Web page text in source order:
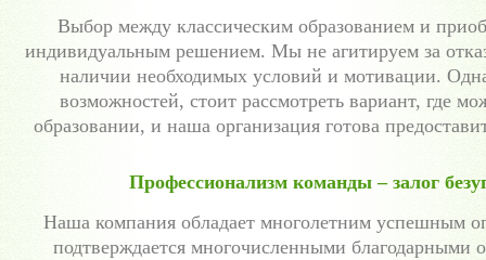
Выбор между классическим образованием и
индивидуальным решением. Мы не агитируем за
наличии необходимых условий и мотивации.
возможностей, стоит рассмотреть вариант, где
образовании, и наша организация готова
Профессионализм команды – залог
Наша компания обладает многолетним успешным
подтверждается многочисленными благодарными